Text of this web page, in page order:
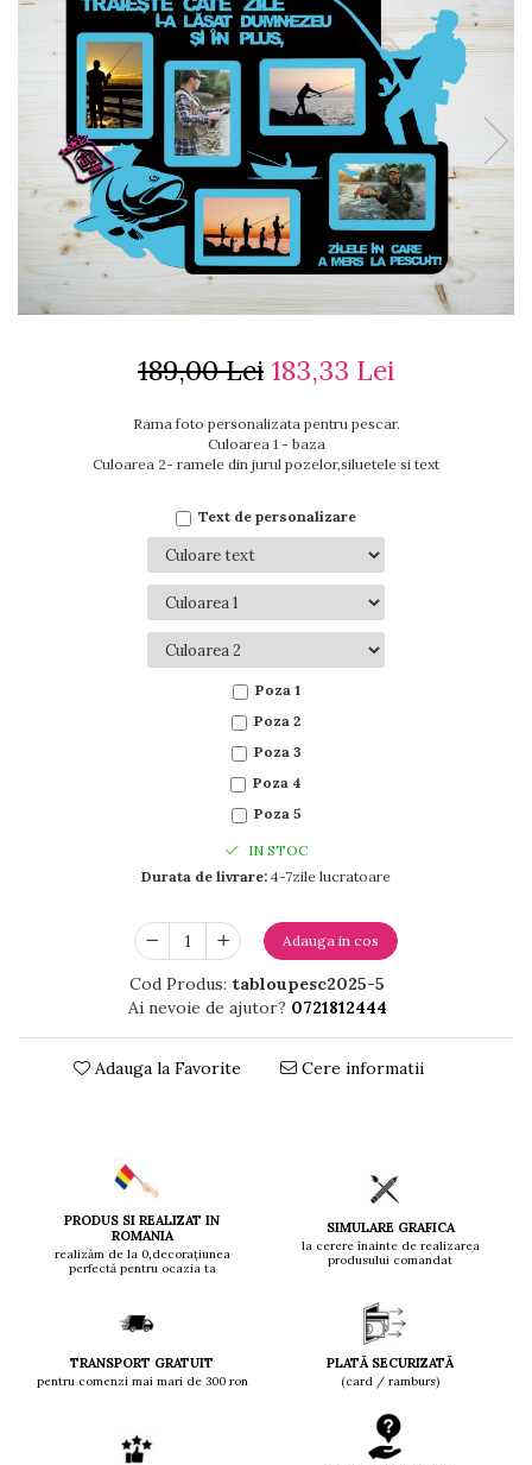
Ceasuri cu rama foto
Ceasuri meserii
Ceasuri logo
Ceasuri de perete animalute
Ceasuri decorative
Ceasuri evenimente
Ceasuri gravate
Ceasuri hobby
Ceasuri mașini
Ceasuri moto
Brelocuri personalizate
189,00 Lei 183,33 Lei
Rama foto personalizata pentru pescar.
Culoarea 1 - baza
Culoarea 2- ramele din jurul pozelor,siluetele si text
Text de personalizare
Poza 1
Poza 2
Poza 3
Poza 4
Poza 5
IN STOC
Durata de livrare: 4-7zile lucratoare
Adauga in cos
Cod Produs: tabloupesc2025-5
Ai nevoie de ajutor? 0721812444
Adauga la Favorite Cere informatii
PRODUS SI REALIZAT IN
ROMANIA
realizăm de la 0,decorațiunea
perfectă pentru ocazia ta
SIMULARE GRAFICA
la cerere înainte de realizarea
produsului comandat
TRANSPORT GRATUIT
pentru comenzi mai mari de 300 ron
PLATĂ SECURIZATĂ
(card / ramburs)